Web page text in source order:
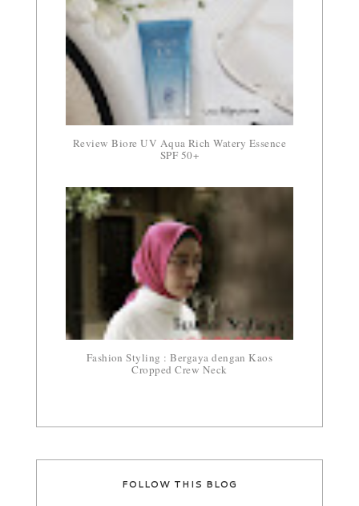
Review Biore UV Aqua Rich Watery Essence
SPF 50+
Fashion Styling : Bergaya dengan Kaos
Cropped Crew Neck
FOLLOW THIS BLOG